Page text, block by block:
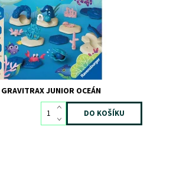
JUNIOR OCEÁN